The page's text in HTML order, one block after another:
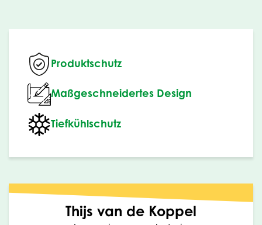
Produktschutz
Maßgeschneidertes Design
Tiefkühlschutz
Thijs van de Koppel